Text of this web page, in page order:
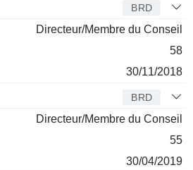
BRD
Directeur/Membre du Conseil
58
30/11/2018
BRD
Directeur/Membre du Conseil
55
30/04/2019